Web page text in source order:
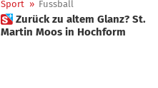
Sport » Fussball
 Zurück zu altem Glanz? St.
Martin Moos in Hochform